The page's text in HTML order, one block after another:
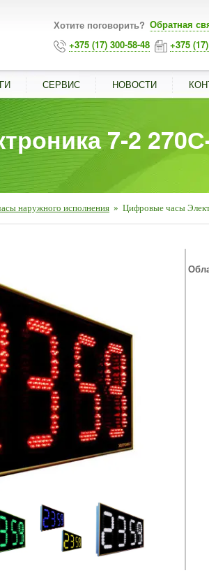
Хотите поговорить? Обратная
+375 (17) 300-58-48
+375
СЕРВИС НОВОСТИ
7-2
наружного исполнения » Цифровые часы